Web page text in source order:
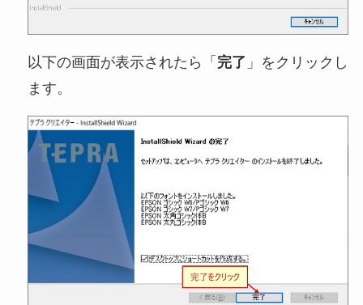
以下の画面が表示されたら「 完了 」をクリックし
ます。